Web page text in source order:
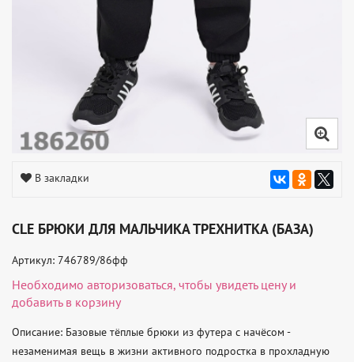
В закладки
CLE БРЮКИ ДЛЯ МАЛЬЧИКА ТРЕХНИТКА (БАЗА)
Артикул: 746789/86фф
Необходимо авторизоваться, чтобы увидеть цену и
добавить в корзину
Описание: Базовые тёплые брюки из футера с начёсом -
незаменимая вещь в жизни активного подростка в прохладную